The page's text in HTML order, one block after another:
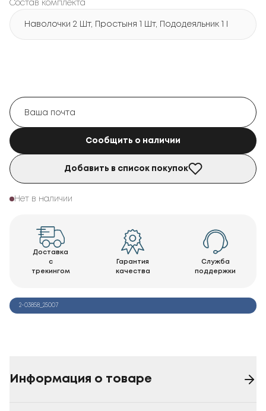
Состав комплекта
Наволочки 2 Шт, Простыня 1 Шт, Пододеяльник 1 Шт
Сообщить о наличии
Добавить в список покупок
Нет в наличии
Доставка
с
трекингом
Гарантия
качества
Служба
поддержки
2-03858_25007
Информация о товаре